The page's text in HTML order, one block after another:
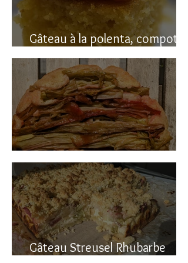
Gâteau à la polenta, compotée
de rhubarbe (sans gluten)
Gâteau renversé à la rhubarbe
Gâteau Streusel Rhubarbe